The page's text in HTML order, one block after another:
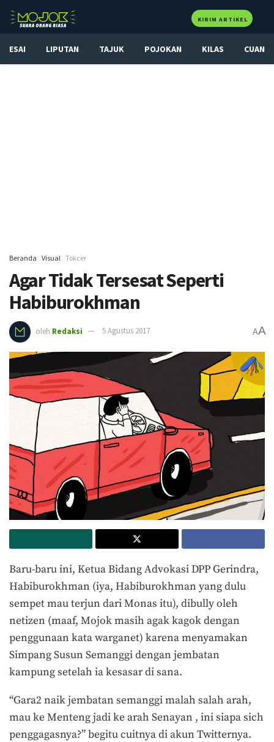
KIRIM ARTIKEL
ESAI LIPUTAN TAJUK POJOKAN KILAS CUAN
Beranda Visual Tokcer
Agar Tidak Tersesat Seperti
Habiburokhman
oleh Redaksi 5 Agustus 2017 AA
Baru-baru ini, Ketua Bidang Advokasi DPP Gerindra,
Habiburokhman (iya, Habiburokhman yang dulu
sempet mau terjun dari Monas itu), dibully oleh
netizen (maaf, Mojok masih agak kagok dengan
penggunaan kata warganet) karena menyamakan
Simpang Susun Semanggi dengan jembatan
kampung setelah ia kesasar di sana.
“Gara2 naik jembatan semanggi malah salah arah,
mau ke Menteng jadi ke arah Senayan , ini siapa sich
penggagasnya?” begitu cuitnya di akun Twitternya.